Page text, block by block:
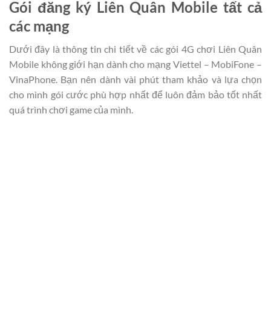
Gói đăng ký Liên Quân Mobile tất cả
các mạng
Dưới đây là thông tin chi tiết về các gói 4G chơi Liên Quân
Mobile không giới hạn dành cho mạng Viettel – MobiFone –
VinaPhone. Bạn nên dành vài phút tham khảo và lựa chọn
cho mình gói cước phù hợp nhất để luôn đảm bảo tốt nhất
quá trình chơi game của mình.